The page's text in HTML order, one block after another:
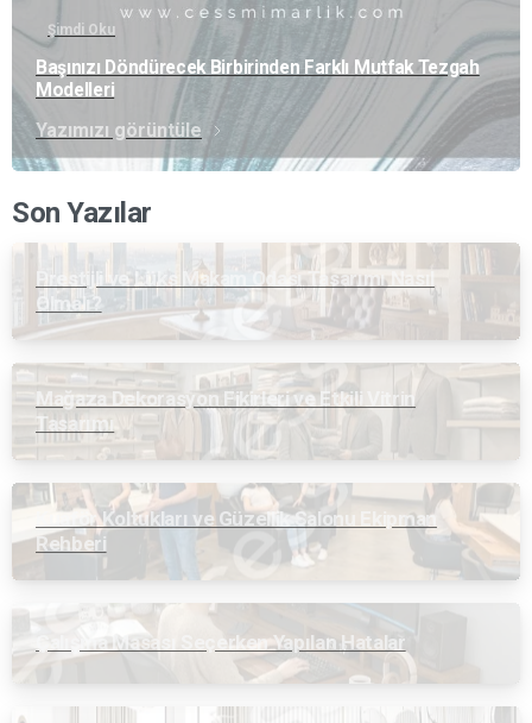
Şimdi Oku
Başınızı Döndürecek Birbirinden Farklı Mutfak Tezgah
Modelleri
Yazımızı görüntüle
Son Yazılar
Prestijli ve Lüks Makam Odası Tasarımı Nasıl
Olmalı?
Mağaza Dekorasyon Fikirleri ve Etkili Vitrin
Tasarımı
Kuaför Koltukları ve Güzellik Salonu Ekipman
Rehberi
Çalışma Masası Seçerken Yapılan Hatalar